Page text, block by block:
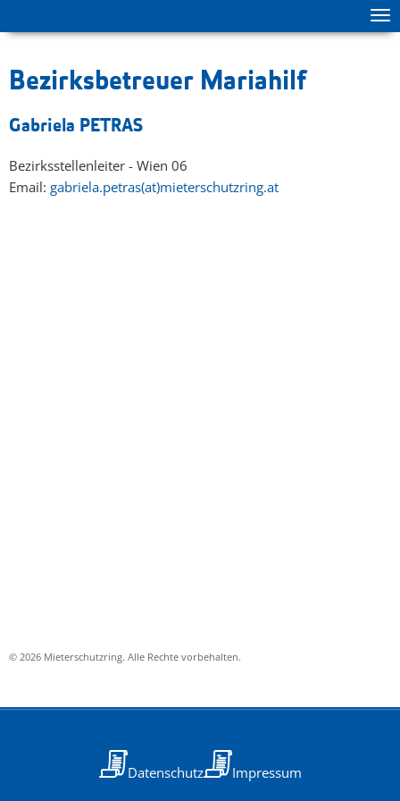
Bezirksbetreuer Mariahilf
Gabriela PETRAS
Bezirksstellenleiter - Wien 06
Email: gabriela.petras(at)mieterschutzring.at
© 2026 Mieterschutzring. Alle Rechte vorbehalten.
Datenschutz Impressum